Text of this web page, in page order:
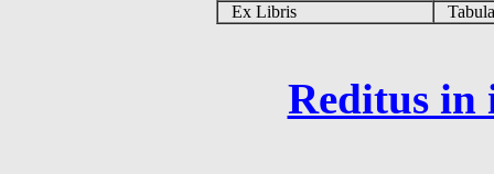
Ex Libris
Reditus in